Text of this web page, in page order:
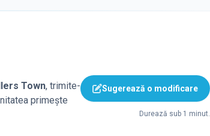
Town, trimite-
primește
Sugerează o modificare
Durează sub 1 minut.